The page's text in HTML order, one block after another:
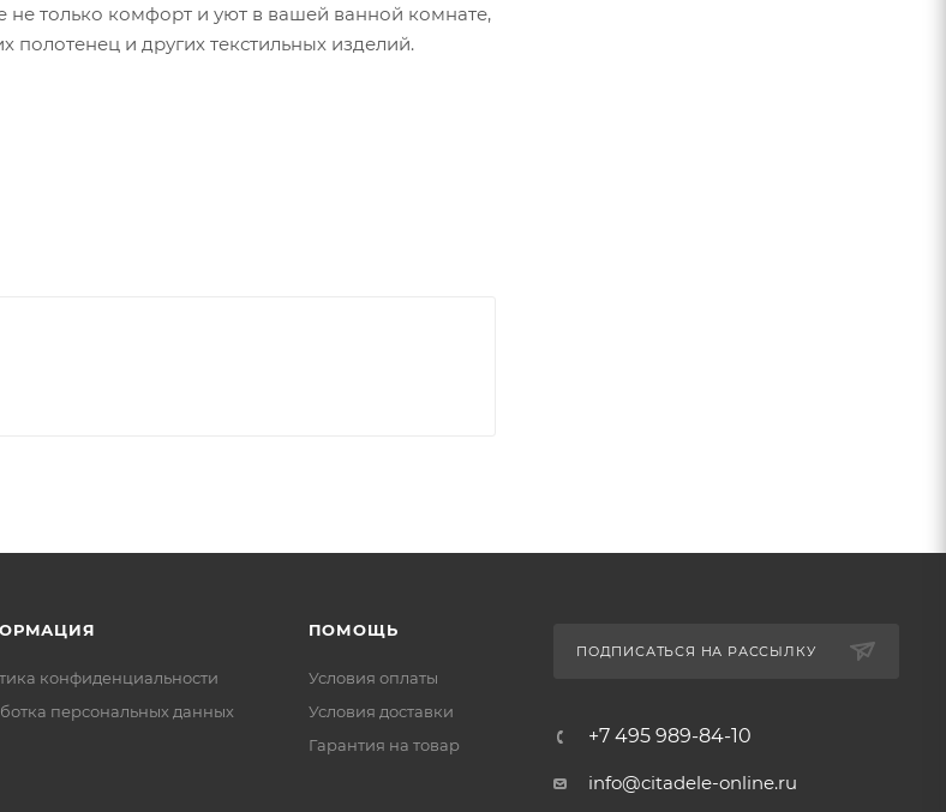
не только комфорт и уют в вашей ванной комнате,
и других текстильных изделий.
конфиденциальности
персональных данных
ПОМОЩЬ
Условия оплаты
Условия доставки
Гарантия на товар
ПОДПИСАТЬСЯ НА РАССЫЛКУ
+7 495 989-84-10
info@citadele-online.ru